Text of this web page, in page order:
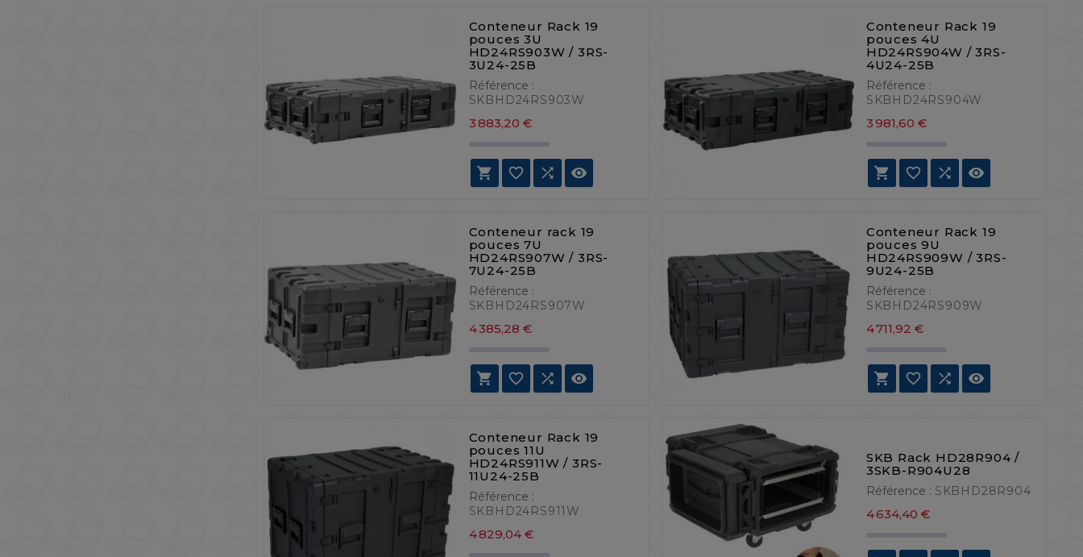
Conteneur Rack 19
pouces 3U
HD24RS903W / 3RS-
3U24-25B
Référence :
SKBHD24RS903W
3 883,20 €
   
Conteneur Rack 19
pouces 4U
HD24RS904W / 3RS-
4U24-25B
Référence :
SKBHD24RS904W
3 981,60 €
   
Conteneur rack 19
pouces 7U
HD24RS907W / 3RS-
7U24-25B
Référence :
SKBHD24RS907W
4 385,28 €
   
Conteneur Rack 19
pouces 9U
HD24RS909W / 3RS-
9U24-25B
Référence :
SKBHD24RS909W
4 711,92 €
   
Conteneur Rack 19
pouces 11U
HD24RS911W / 3RS-
11U24-25B
Référence :
SKBHD24RS911W
4 829,04 €
SKB Rack HD28R904 /
3SKB-R904U28
Référence : SKBHD28R904
4 634,40 €